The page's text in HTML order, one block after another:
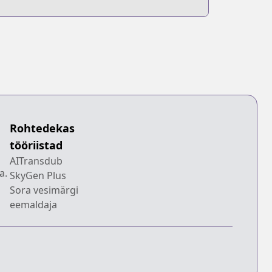
Rohtedekas
tööriistad
AITransdub
SkyGen Plus
Sora vesimärgi
eemaldaja